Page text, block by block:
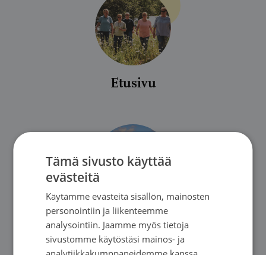
Etusivu
Kun tarvitset tukea
Tämä sivusto käyttää
evästeitä
Käytämme evästeitä sisällön, mainosten
personointiin ja liikenteemme
analysointiin. Jaamme myös tietoja
sivustomme käytöstäsi mainos- ja